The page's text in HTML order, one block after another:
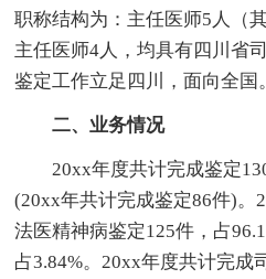
职称结构为：主任医师5人（
主任医师4人，均具有四川省
鉴定工作立足四川，面向全国。
二、业务情况
20xx年度共计完成鉴定130
(20xx年共计完成鉴定86件)。
法医精神病鉴定125件，占
占3.84%。20xx年度共计完成